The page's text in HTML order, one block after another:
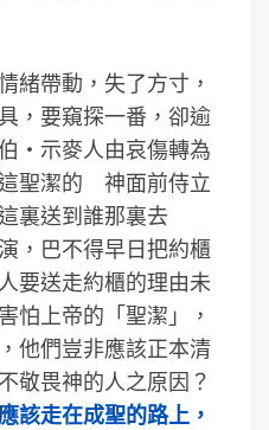
緒帶動，失了方寸，
，要窺探一番，卻逾
‧示麥人由哀傷轉為
聖潔的 神面前侍立
裏送到誰那裏去
，巴不得早日把約櫃
要送走約櫃的理由未
怕上帝的「聖潔」，
他們豈非應該正本清
敬畏神的人之原因？
該走在成聖的路上，